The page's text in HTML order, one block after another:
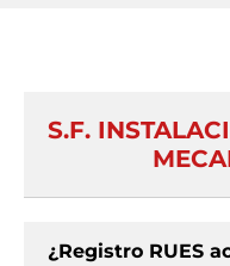
S.F.
¿Registro RUES